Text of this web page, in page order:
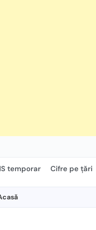
temporar Cifre pe țări